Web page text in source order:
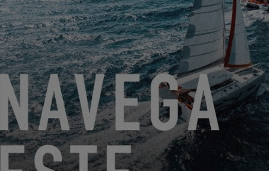
Friendly Captcha
Procesar su solicitud requiere la transferencia de los datos
personales ingresados ​​en los campos obligatorios de este
formulario al concesionario que haya seleccionado para que
pueda contactarlo nuevamente. Al hacer clic en el botón
“ENVIAR”, confirma su aceptación de la transferencia de
estos datos.
ENVIAR